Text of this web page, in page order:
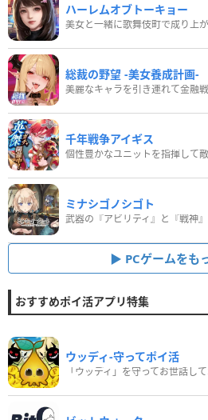
ハーレムオブトーキョー
美女と一緒に歌舞伎町で成り上が
総裁の野望 -美女養成計画-
美麗なキャラを引き連れて金融
千年戦争アイギス
個性豊かなユニットを指揮して
ミナシゴノシゴト
PCゲームをも
おすすめポイ活アプリ特集
ウッディ‐守ってポイ活
「ウッディ」を守ってお世話し